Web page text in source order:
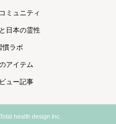
ミュニティ
日本の霊性
慣ラボ
アイテム
ュー記事
health design Inc.